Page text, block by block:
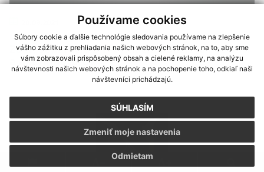
Používame cookies
Súbory cookie a ďalšie technológie sledovania používame na zlepšenie
vášho zážitku z prehliadania našich webových stránok, na to, aby sme
vám zobrazovali prispôsobený obsah a cielené reklamy, na analýzu
návštevnosti našich webových stránok a na pochopenie toho, odkiaľ naši
návštevníci prichádzajú.
SÚHLASÍM
Odmietam
Zmeniť moje nastavenia
Zber, separácia a recyklácia použitých batérií
a akumulátorov